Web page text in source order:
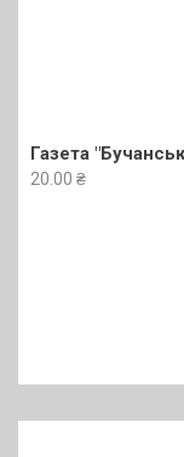
Газета
20.00 ₴